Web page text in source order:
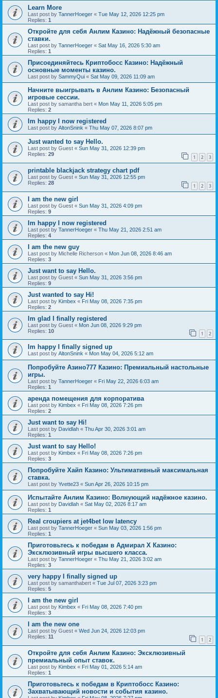
Learn More
Last post by TannerHoeger « Tue May 12, 2026 12:25 pm
Replies: 1
Откройте для себя Анлим Казино: Надёжный безопасные
ставки.
Last post by TannerHoeger « Sat May 16, 2026 5:30 am
Replies: 1
Присоединяйтесь Криптобосс Казино: Надёжный
основные моменты казино.
Last post by SammyQui « Sat May 09, 2026 11:09 am
Начните выигрывать в Анлим Казино: Безопасный
игровые сессии.
Last post by samantha bert « Mon May 11, 2026 5:05 pm
Replies: 2
Im happy I now registered
Last post by AltonSnink « Thu May 07, 2026 8:07 pm
Just wanted to say Hello.
Last post by Guest « Sun May 31, 2026 12:39 pm
Replies: 29 1 2 3
printable blackjack strategy chart pdf
Last post by Guest « Sun May 31, 2026 12:55 pm
Replies: 28 1 2 3
I am the new girl
Last post by Guest « Sun May 31, 2026 4:09 pm
Replies: 9
Im happy I now registered
Last post by TannerHoeger « Thu May 21, 2026 2:51 am
Replies: 4
I am the new guy
Last post by Michelle Richerson « Mon Jun 08, 2026 8:46 am
Replies: 3
Just want to say Hello.
Last post by Guest « Sun May 31, 2026 3:56 pm
Replies: 9
Just wanted to say Hi!
Last post by Kimbex « Fri May 08, 2026 7:35 pm
Replies: 2
Im glad I finally registered
Last post by Guest « Mon Jun 08, 2026 9:29 pm
Replies: 10 1 2
Im happy I finally signed up
Last post by AltonSnink « Mon May 04, 2026 5:12 am
Попробуйте Азино777 Казино: Премиальный настольные
игры.
Last post by TannerHoeger « Fri May 22, 2026 6:03 am
Replies: 1
аренда помещения для корпоратива
Last post by Kimbex « Fri May 08, 2026 7:26 pm
Replies: 2
Just want to say Hi!
Last post by Davidlah « Thu Apr 30, 2026 3:01 am
Replies: 1
Just want to say Hello!
Last post by Kimbex « Fri May 08, 2026 7:26 pm
Replies: 3
Попробуйте Хайп Казино: Ультимативный максимальная
ставка.
Last post by Yvette23 « Sun Apr 26, 2026 10:15 pm
Испытайте Анлим Казино: Волнующий надёжное казино.
Last post by Davidlah « Sat May 02, 2026 8:17 am
Replies: 1
Real croupiers at jet4bet low latency
Last post by TannerHoeger « Sun May 03, 2026 1:56 pm
Replies: 1
Приготовьтесь к победам в Адмирал Х Казино:
Эксклюзивный игры высшего класса.
Last post by TannerHoeger « Thu May 21, 2026 3:02 am
Replies: 3
very happy I finally signed up
Last post by samanthabert « Tue Jul 07, 2026 3:23 pm
Replies: 5
I am the new girl
Last post by Kimbex « Fri May 08, 2026 7:40 pm
Replies: 3
I am the new one
Last post by Guest « Wed Jun 24, 2026 12:03 pm
Replies: 11 1 2
Откройте для себя Анлим Казино: Эксклюзивный
премиальный опыт ставок.
Last post by Kimbex « Fri May 01, 2026 5:14 am
Replies: 1
Приготовьтесь к победам в Криптобосс Казино:
Захватывающий новости и события казино.